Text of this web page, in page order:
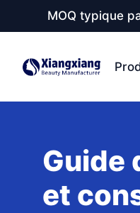
MOQ typique
Guide
et